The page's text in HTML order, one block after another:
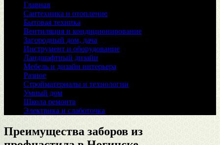
Главная
Сантехника и отопление
Бытовая техника
Вентиляция и кондиционирование
Загородный дом, дача
Инструмент и оборудование
Ландшафтный дизайн
Мебель и дизайн интерьера
Разное
Стройматериалы и технологии
Умный дом
Школа ремонта
Электрика и слаботочка
Преимущества заборов из